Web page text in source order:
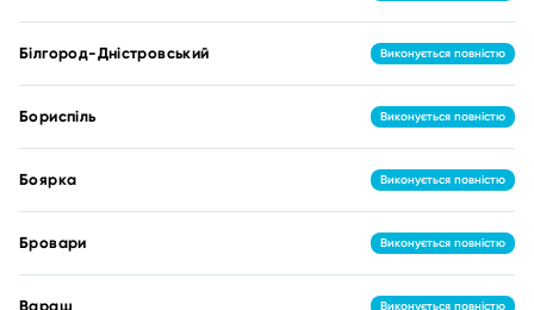
Білгород-Дністровський Виконується повністю
Бориспіль Виконується повністю
Боярка Виконується повністю
Бровари Виконується повністю
Вараш Виконується повністю